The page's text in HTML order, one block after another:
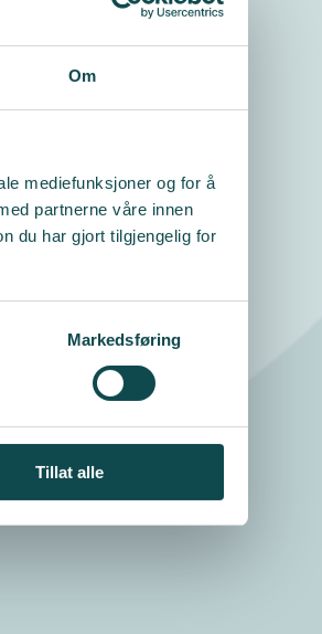
Om
mediefunksjoner og for å
partnerne våre innen
du har gjort tilgjengelig for
Markedsføring
Tillat alle